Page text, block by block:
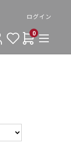
ログイン
0